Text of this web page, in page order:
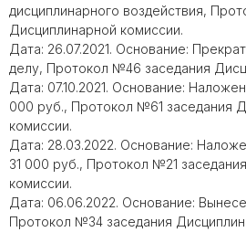
дисциплинарного воздействия,
Дисциплинарной комиссии.
Дата: 26.07.2021. Основание:
делу, Протокол №46 заседания
Дата: 07.10.2021. Основание:
000 руб., Протокол №61 заседания
комиссии.
Дата: 28.03.2022. Основание:
31 000 руб., Протокол №21
комиссии.
Дата: 06.06.2022. Основание:
Протокол №34 заседания